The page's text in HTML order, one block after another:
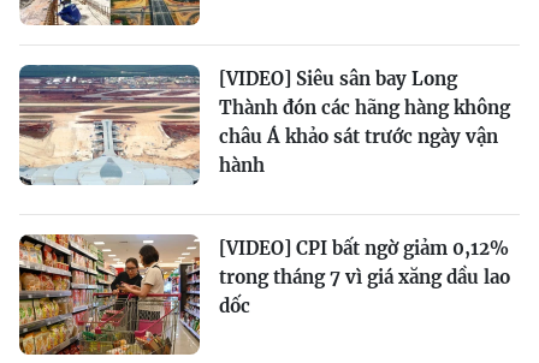
[VIDEO] Siêu sân bay Long
Thành đón các hãng hàng không
châu Á khảo sát trước ngày vận
hành
[VIDEO] CPI bất ngờ giảm 0,12%
trong tháng 7 vì giá xăng dầu lao
dốc